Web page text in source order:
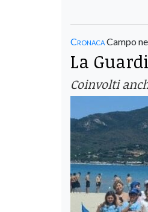
CronacaCampo
La
Coinvolti